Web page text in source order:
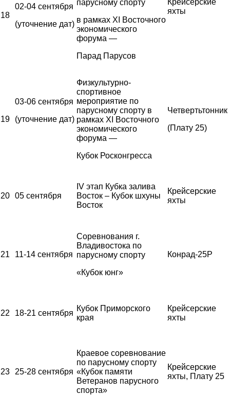
18
02-04 сентября
(уточнение дат)
парусному спорту
в рамках XI Восточного
экономического
форума —
Парад Парусов
яхты
19
03-06 сентября
(уточнение дат)
Физкультурно-
спортивное
мероприятие по
парусному спорту в
рамках XI Восточного
экономического
форума —
Кубок Росконгресса
Четвертьтонник
(Плату 25)
20 05 сентября
IV этап Кубка залива
Восток – Кубок шхуны
Восток
Крейсерские
яхты
21 11-14 сентября
Соревнования г.
Владивостока по
парусному спорту
«Кубок юнг»
Конрад-25Р
22 18-21 сентября
Кубок Приморского
края
Крейсерские
яхты
23 25-28 сентября
Краевое соревнование
по парусному спорту
«Кубок памяти
Ветеранов парусного
спорта»
Крейсерские
яхты, Плату 25